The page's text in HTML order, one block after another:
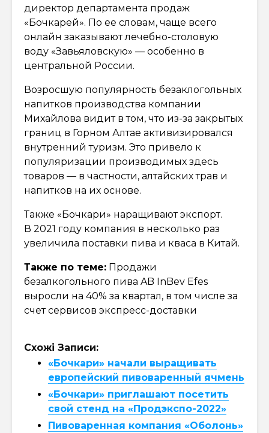
директор департамента продаж
«Бочкарей». По ее словам, чаще всего
онлайн заказывают лечебно-столовую
воду «Завьяловскую» — особенно в
центральной России.
Возросшую популярность безаклогольных
напитков производства компании
Михайлова видит в том, что из-за закрытых
границ в Горном Алтае активизировался
внутренний туризм. Это привело к
популяризации производимых здесь
товаров — в частности, алтайских трав и
напитков на их основе.
Также «Бочкари» наращивают экспорт.
В 2021 году компания в несколько раз
увеличила поставки пива и кваса в Китай.
Также по теме: Продажи
безалкогольного пива AB InBev Efes
выросли на 40% за квартал, в том числе за
счет сервисов экспресс-доставки
Схожі Записи:
«Бочкари» начали выращивать
европейский пивоваренный ячмень
«Бочкари» приглашают посетить
свой стенд на «Продэкспо-2022»
Пивоваренная компания «Оболонь»